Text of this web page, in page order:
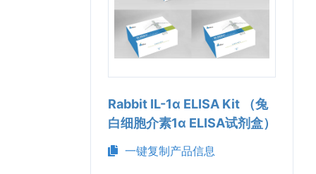
Rabbit IL-1α ELISA Kit （兔
白细胞介素1α ELISA试剂盒）
一键复制产品信息